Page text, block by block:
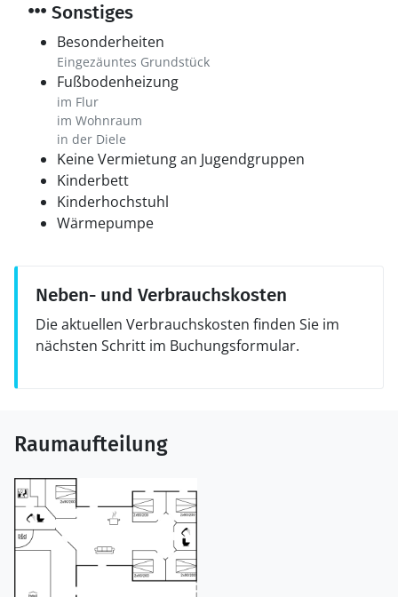
Sonstiges
Besonderheiten
Eingezäuntes Grundstück
Fußbodenheizung
im Flur
im Wohnraum
in der Diele
Keine Vermietung an Jugendgruppen
Kinderbett
Kinderhochstuhl
Wärmepumpe
Neben- und Verbrauchskosten
Die aktuellen Verbrauchskosten finden Sie im
nächsten Schritt im Buchungsformular.
Raumaufteilung